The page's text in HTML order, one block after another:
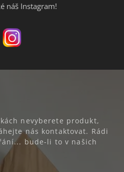
náš Instagram!
nevyberete produkt,
nás kontaktovat. Rádi
bude-li to v našich